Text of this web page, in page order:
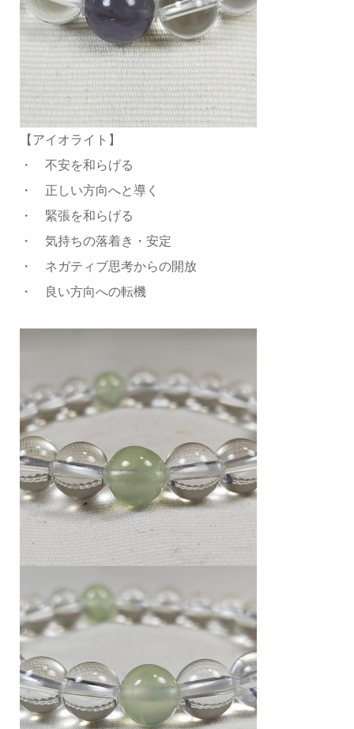
【アイオライト】
・ 不安を和らげる
・ 正しい方向へと導く
・ 緊張を和らげる
・ 気持ちの落着き・安定
・ ネガティブ思考からの開放
・ 良い方向への転機